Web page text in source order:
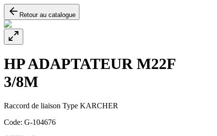
Retour au catalogue
HP ADAPTATEUR M22F
3/8M
Raccord de liaison Type KARCHER
Code: G-104676